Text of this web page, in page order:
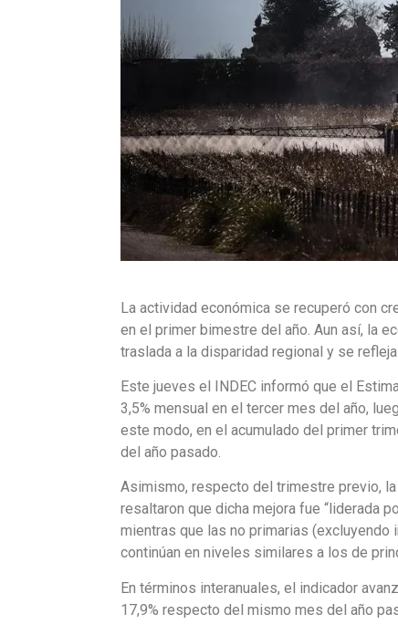
La actividad económica se recuperó con
en el primer bimestre del año. Aun así, la
traslada a la disparidad regional y se
Este jueves el INDEC informó que el
3,5% mensual en el tercer mes del año,
este modo, en el acumulado del primer
del año pasado.
Asimismo, respecto del trimestre previo, la
resaltaron que dicha mejora fue “liderada
mientras que las no primarias (excluyendo
continúan en niveles similares a los de
En términos interanuales, el indicador
17,9% respecto del mismo mes del año